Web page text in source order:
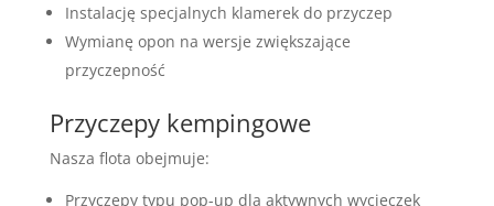
Instalację specjalnych klamerek do przyczep
Wymianę opon na wersje zwiększające
przyczepność
Przyczepy kempingowe
Nasza flota obejmuje:
Przyczepy typu pop-up dla aktywnych wycieczek